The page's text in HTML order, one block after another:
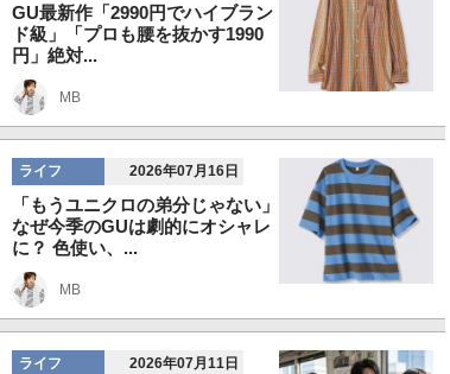
GU最新作「2990円でハイブラン
ド級」「プロも腰を抜かす1990
円」絶対...
MB
ライフ 2026年07月16日
「もうユニクロの弟分じゃない」
なぜ今季のGUは劇的にオシャレ
に？ 色使い、...
MB
ライフ 2026年07月11日